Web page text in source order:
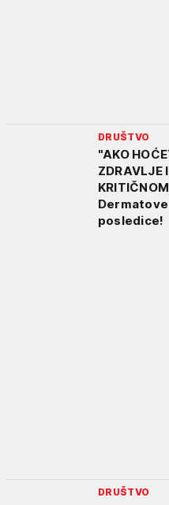
DRUŠTVO
"AKO
ZDRAVLJE
posledice!
DRUŠTVO